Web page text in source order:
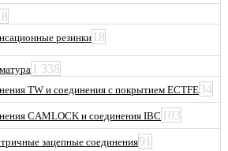
резинки 18
1 338
TW и соединения с покрытием ECTFE34
CAMLOCK и соединения IBC 103
зацепные соединения91